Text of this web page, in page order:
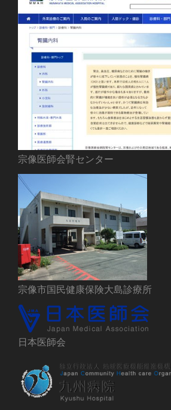
宗像医師会腎センター
宗像市国民健康保険大島診療所
日本医師会